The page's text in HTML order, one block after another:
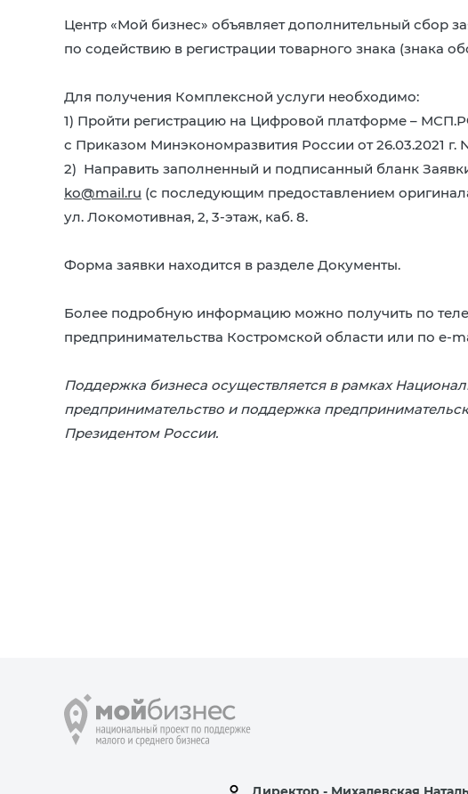
Центр «Мой бизнес» объявляет дополнительный сбор
по содействию в регистрации товарного знака (знака
Для получения Комплексной услуги необходимо:
1) Пройти регистрацию на Цифровой платформе –
с Приказом Минэкономразвития России от 26.03.2021 г.
2) Направить заполненный и подписанный бланк
ko@mail.ru (с последующим предоставлением
ул. Локомотивная, 2, 3-этаж, каб. 8.
Форма заявки находится в разделе Документы.
Более подробную информацию можно получить по
предпринимательства Костромской области или по e-
Поддержка бизнеса осуществляется в рамках
предпринимательство и поддержка
Президентом России.